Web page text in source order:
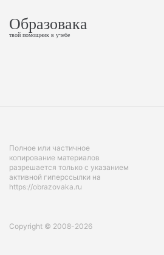
Образовака
твой помощник в учебе
Полное или частичное
копирование материалов
разрешается только с указанием
активной гиперссылки на
https://obrazovaka.ru
Copyright © 2008-2026